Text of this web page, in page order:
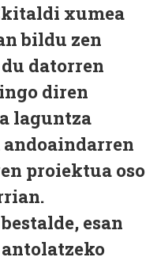
xumea
bildu zen
datorren
diren
laguntza
proiektua oso
esan